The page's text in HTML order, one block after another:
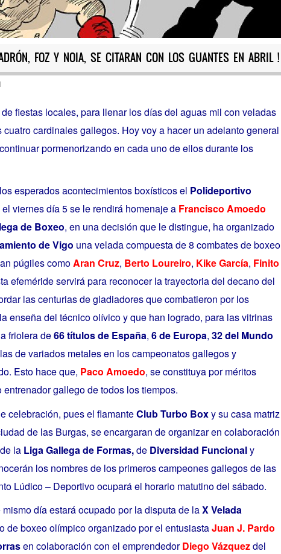
FOZ Y NOIA, SE CITARAN CON LOS GUANTES EN ABRIL !
fiestas locales, para llenar los días del aguas mil con veladas
cardinales gallegos. Hoy voy a hacer un adelanto general
pormenorizando en cada uno de ellos durante los
esperados acontecimientos boxísticos el Polideportivo
viernes día 5 se le rendirá homenaje a Francisco Amoedo
de Boxeo, en una decisión que le distingue, ha organizado
de Vigo una velada compuesta de 8 combates de boxeo
púgiles comoAran Cruz, Berto Loureiro, Kike García, Finito
efeméride servirá para reconocer la trayectoria del decano del
las centurias de gladiadores que combatieron por los
enseña del técnico olívico y que han logrado, para las vitrinas
friolera de66 títulos de España, 6 de Europa, 32 del Mundo
de variados metales en los campeonatos gallegos y
Esto hace que, Paco Amoedo, se constituya por méritos
gallego de todos los tiempos.
celebración, pues el flamanteClub Turbo Boxy su casa matriz
de las Burgas, se encargaran de organizar en colaboración
la Liga Gallega de Formas,deDiversidad Funcionaly
los nombres de los primeros campeones gallegos de las
Lúdico – Deportivo ocupará el horario matutino del sábado.
día estará ocupado por la disputa de laX Velada
de boxeo olímpico organizado por el entusiastaJuan J. Pardo
en colaboración con el emprendedorDiego Vázquezdel